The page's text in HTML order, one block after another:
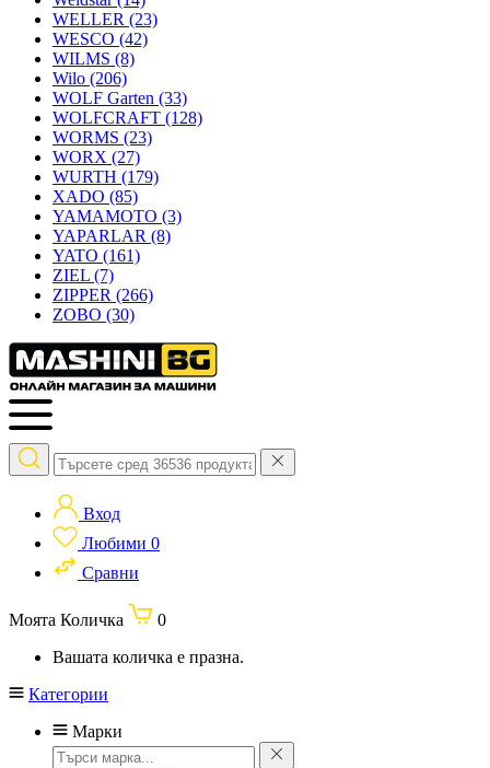
WELLER (23)
WESCO (42)
WILMS (8)
Wilo (206)
WOLF Garten (33)
WOLFCRAFT (128)
WORMS (23)
WORX (27)
WURTH (179)
XADO (85)
YAMAMOTO (3)
YAPARLAR (8)
YATO (161)
ZIEL (7)
ZIPPER (266)
ZOBO (30)
Вход
Любими 0
Сравни
Моята Количка
0
Вашата количка е празна.
Категории
Марки